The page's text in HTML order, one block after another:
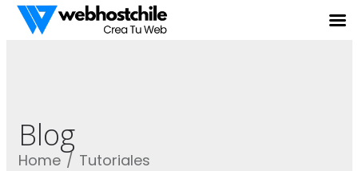
Blog
Home
Tutoriales